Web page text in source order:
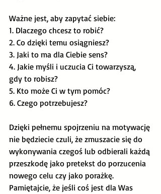
Ważne jest, aby zapytać siebie:
1. Dlaczego chcesz to robić?
2. Co dzięki temu osiągniesz?
3. Jaki to ma dla Ciebie sens?
4. Jakie myśli i uczucia Ci towarzyszą,
gdy to robisz?
5. Kto może Ci w tym pomóc?
6. Czego potrzebujesz?
Dzięki pełnemu spojrzeniu na motywację
nie będziecie czuli, że zmuszacie się do
wykonywania czegoś lub odbierali każdą
przeszkodę jako pretekst do porzucenia
nowego celu czy jako porażkę.
Pamiętajcie, że jeśli coś jest dla Was